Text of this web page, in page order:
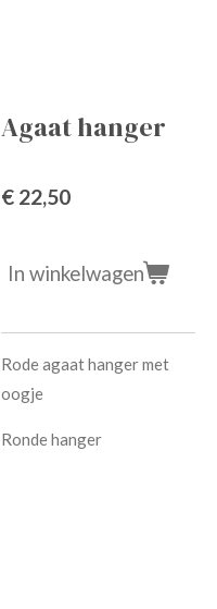
Agaat hanger
€ 22,50
In winkelwagen
Rode agaat hanger met
oogje
Ronde hanger